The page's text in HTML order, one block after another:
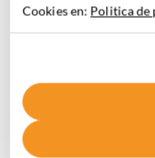
medicamentos, web
Cookies en: Politica de